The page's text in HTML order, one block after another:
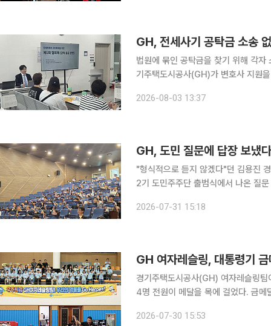
GH, 전세사기 공탁금 소송
법원에 묶인 공탁금을 찾기 위해 각
기주택도시공사(GH)가 변호사 지원
전세사기 피해자의 신속한 법원공탁
2026-08-03 13:37
GH, 도민 질문에 답장 보
"형식적으로 듣지 않겠다"던 김용진
2기 도민주주단 출범식에서 나온 질
본사 2층 대강당에서 열린 '제2기 도
2026-07-31 15:18
GH 여자레슬링, 대통령기
경기주택도시공사(GH) 여자레슬링
4명 전원이 메달을 목에 걸었다. 금메
서 열린 대통령기 레슬링대회 여자일
2026-07-30 15:53